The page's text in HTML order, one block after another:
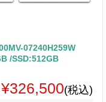
07240H259W
/SSD:512GB
¥326,500(税込)